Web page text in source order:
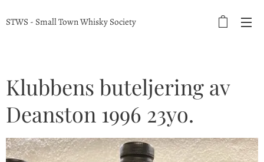
STWS - Small Town Whisky Society
Klubbens buteljering av
Deanston 1996 23yo.